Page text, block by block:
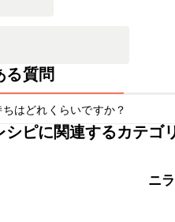
る質問
ちはどれくらいですか？
らのレシピは出来たてをお召し
ちは目安です。
シピに関連するカテゴ
ニラ